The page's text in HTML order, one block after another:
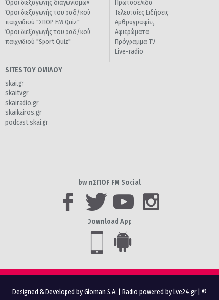
Όροι διεξαγωγής διαγωνισμών
Όροι διεξαγωγής του ραδ/κού
παιχνιδιού "ΣΠΟΡ FM Quiz"
Όροι διεξαγωγής του ραδ/κού
παιχνιδιού "Sport Quiz"
Πρωτοσέλιδα
Τελευταίες Ειδήσεις
Αρθρογραφίες
Αφιερώματα
Πρόγραμμα TV
Live-radio
SITES ΤΟΥ ΟΜΙΛΟΥ
skai.gr
skaitv.gr
skairadio.gr
skaikairos.gr
podcast.skai.gr
bwinΣΠΟΡ FM Social
Download App
Designed & Developed by Gloman S.A. Radio powered by live24.gr | ©